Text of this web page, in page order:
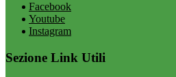
Facebook
Youtube
Instagram
Sezione Link Utili